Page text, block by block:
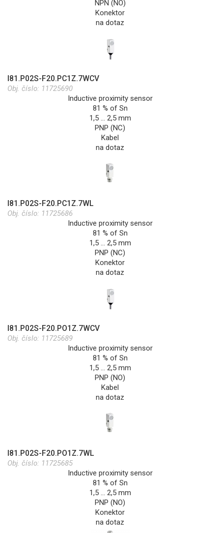
NPN (NO)
Konektor
na dotaz
I81.P02S-F20.PC1Z.7WCV
Obj. číslo: 11725690
Inductive proximity sensor
81 % of Sn
1,5 … 2,5 mm
PNP (NC)
Kabel
na dotaz
I81.P02S-F20.PC1Z.7WL
Obj. číslo: 11725686
Inductive proximity sensor
81 % of Sn
1,5 … 2,5 mm
PNP (NC)
Konektor
na dotaz
I81.P02S-F20.PO1Z.7WCV
Obj. číslo: 11725689
Inductive proximity sensor
81 % of Sn
1,5 … 2,5 mm
PNP (NO)
Kabel
na dotaz
I81.P02S-F20.PO1Z.7WL
Obj. číslo: 11725685
Inductive proximity sensor
81 % of Sn
1,5 … 2,5 mm
PNP (NO)
Konektor
na dotaz